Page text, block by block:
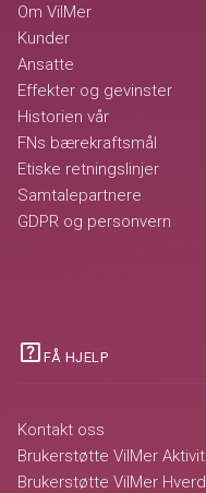
Om VilMer
Kunder
Ansatte
Effekter og gevinster
Historien vår
FNs bærekraftsmål
Etiske retningslinjer
Samtalepartnere
GDPR og personvern
help_center FÅ HJELP
Kontakt oss
Brukerstøtte VilMer
Brukerstøtte VilMer